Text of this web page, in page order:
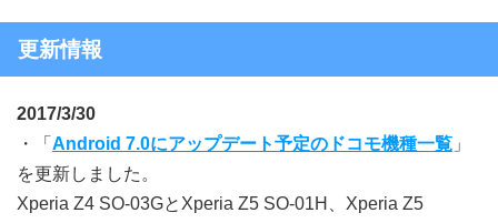
更新情報
2017/3/30
・「 Android 7.0にアップデート予定のドコモ機種一覧 」
を更新しました。
Xperia Z4 SO-03GとXperia Z5 SO-01H、Xperia Z5